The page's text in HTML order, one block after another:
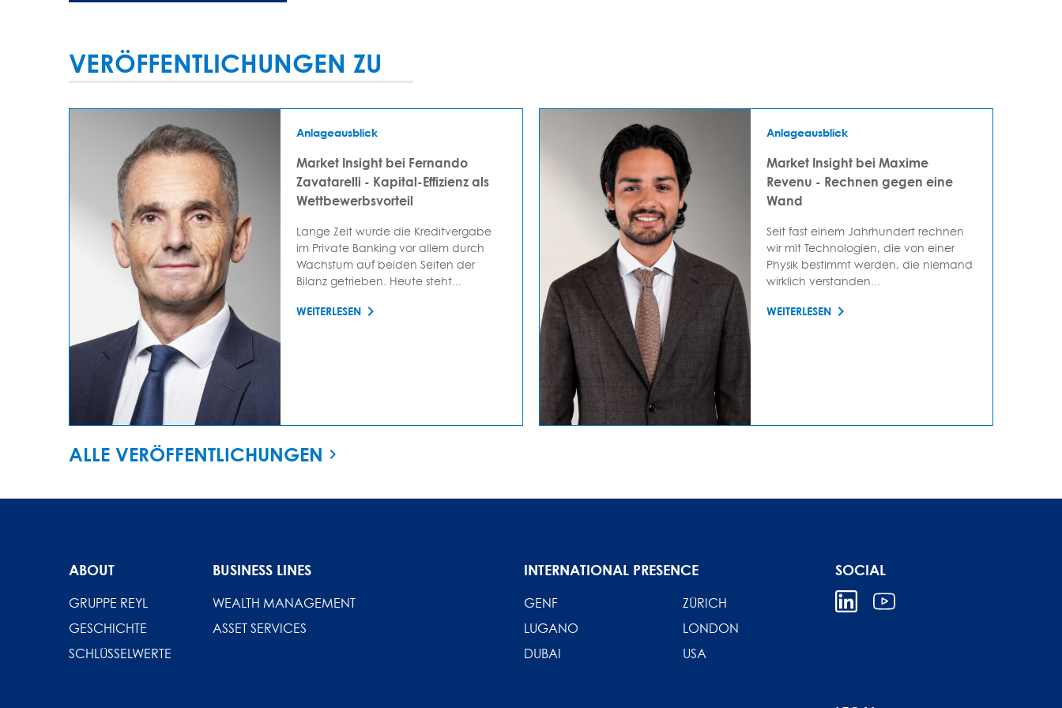
VERÖFFENTLICHUNGEN ZU
Anlageausblick
Market Insight bei Fernando
Zavatarelli - Kapital-Effizienz als
Wettbewerbsvorteil
Lange Zeit wurde die Kreditvergabe
im Private Banking vor allem durch
Wachstum auf beiden Seiten der
Bilanz getrieben. Heute steht...
WEITERLESEN
Anlageausblick
Market Insight bei Maxime
Revenu - Rechnen gegen eine
Wand
Seit fast einem Jahrhundert rechnen
wir mit Technologien, die von einer
Physik bestimmt werden, die niemand
wirklich verstanden...
WEITERLESEN
ALLE VERÖFFENTLICHUNGEN
ABOUT
GRUPPE REYL
GESCHICHTE
SCHLÜSSELWERTE
BUSINESS LINES
WEALTH MANAGEMENT
ASSET SERVICES
INTERNATIONAL PRESENCE
GENF
ZÜRICH
LUGANO
LONDON
DUBAI
USA
SOCIAL